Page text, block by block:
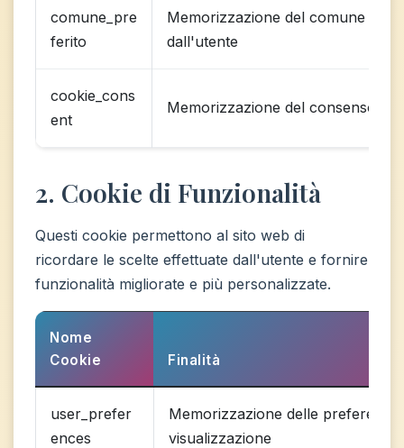
comune_pre
ferito
Memorizzazione del comune
dall'utente
cookie_cons
ent
Memorizzazione del consenso ai
2. Cookie di Funzionalità
Questi cookie permettono al sito web di
ricordare le scelte effettuate dall'utente e fornire
funzionalità migliorate e più personalizzate.
Nome
Cookie
Finalità
user_prefer
ences
Memorizzazione delle preferenze
visualizzazione